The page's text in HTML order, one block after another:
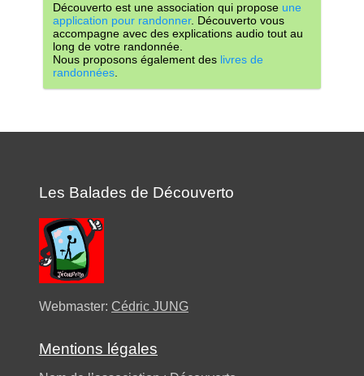
Découverto est une association qui propose une
application pour randonner. Découverto vous
accompagne avec des explications audio tout au
long de votre randonnée.
Nous proposons également des livres de
randonnées
Les Balades de Découverto
Webmaster: Cédric JUNG
Mentions légales